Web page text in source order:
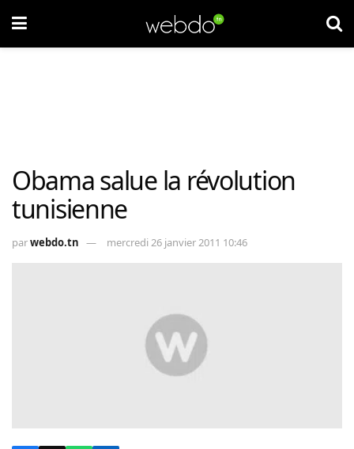
Obama salue la révolution
tunisienne
parwebdo.tn mercredi 26 janvier 2011 10:46